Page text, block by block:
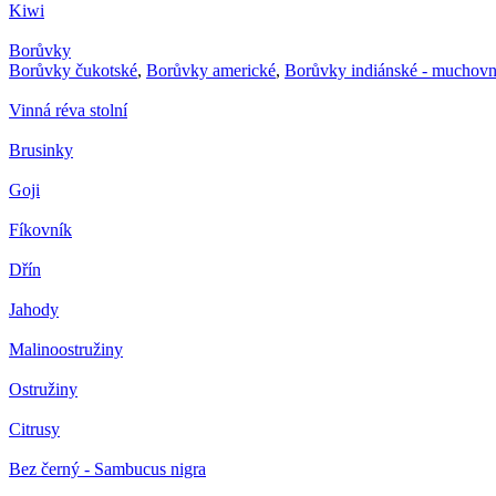
Kiwi
Borůvky
Borůvky čukotské, Borůvky americké, Borůvky indiánské -
Vinná réva stolní
Brusinky
Goji
Fíkovník
Dřín
Jahody
Malinoostružiny
Ostružiny
Citrusy
Bez černý - Sambucus nigra